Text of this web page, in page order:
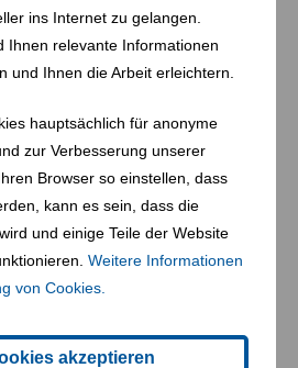
ins Internet zu gelangen.
Ihnen relevante Informationen
und Ihnen die Arbeit erleichtern.
hauptsächlich für anonyme
zur Verbesserung unserer
Browser so einstellen, dass
kann es sein, dass die
und einige Teile der Website
Weitere Informationen
von Cookies.
akzeptieren
aus Bereichen entfernt
Lebensmittel verarbeitet oder
verhindert Kontaminationen und
die Umwelt schützt.